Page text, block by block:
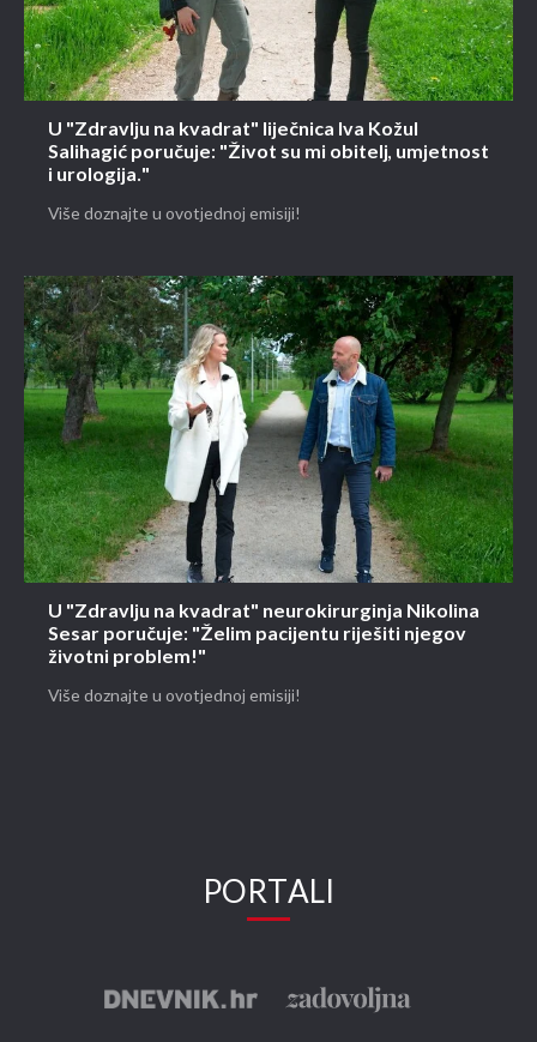
U "Zdravlju na kvadrat" liječnica Iva Kožul
Salihagić poručuje: "Život su mi obitelj, umjetnost
i urologija."
Više doznajte u ovotjednoj emisiji!
U "Zdravlju na kvadrat" neurokirurginja Nikolina
Sesar poručuje: "Želim pacijentu riješiti njegov
životni problem!"
Više doznajte u ovotjednoj emisiji!
PORTALI